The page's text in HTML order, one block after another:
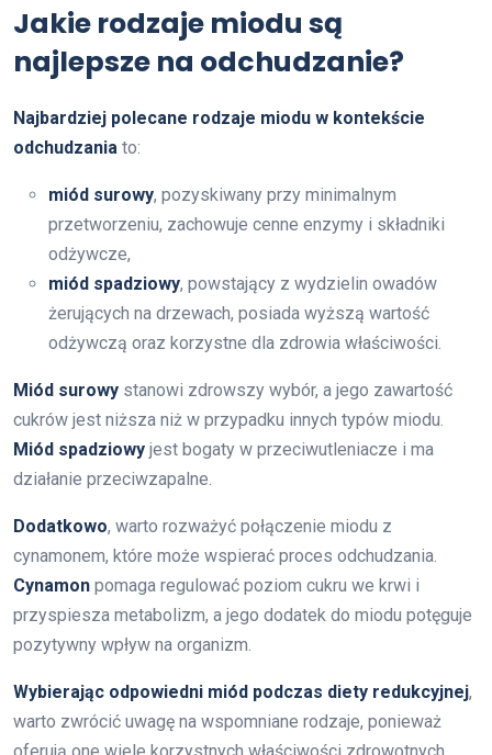
Jakie rodzaje miodu są
najlepsze na odchudzanie?
Najbardziej polecane rodzaje miodu w kontekście
odchudzania to:
miód surowy, pozyskiwany przy minimalnym
przetworzeniu, zachowuje cenne enzymy i składniki
odżywcze,
miód spadziowy, powstający z wydzielin owadów
żerujących na drzewach, posiada wyższą wartość
odżywczą oraz korzystne dla zdrowia właściwości.
Miód surowy stanowi zdrowszy wybór, a jego zawartość
cukrów jest niższa niż w przypadku innych typów miodu.
Miód spadziowy jest bogaty w przeciwutleniacze i ma
działanie przeciwzapalne.
Dodatkowo, warto rozważyć połączenie miodu z
cynamonem, które może wspierać proces odchudzania.
Cynamon pomaga regulować poziom cukru we krwi i
przyspiesza metabolizm, a jego dodatek do miodu potęguje
pozytywny wpływ na organizm.
Wybierając odpowiedni miód podczas diety redukcyjnej,
warto zwrócić uwagę na wspomniane rodzaje, ponieważ
oferują one wiele korzystnych właściwości zdrowotnych